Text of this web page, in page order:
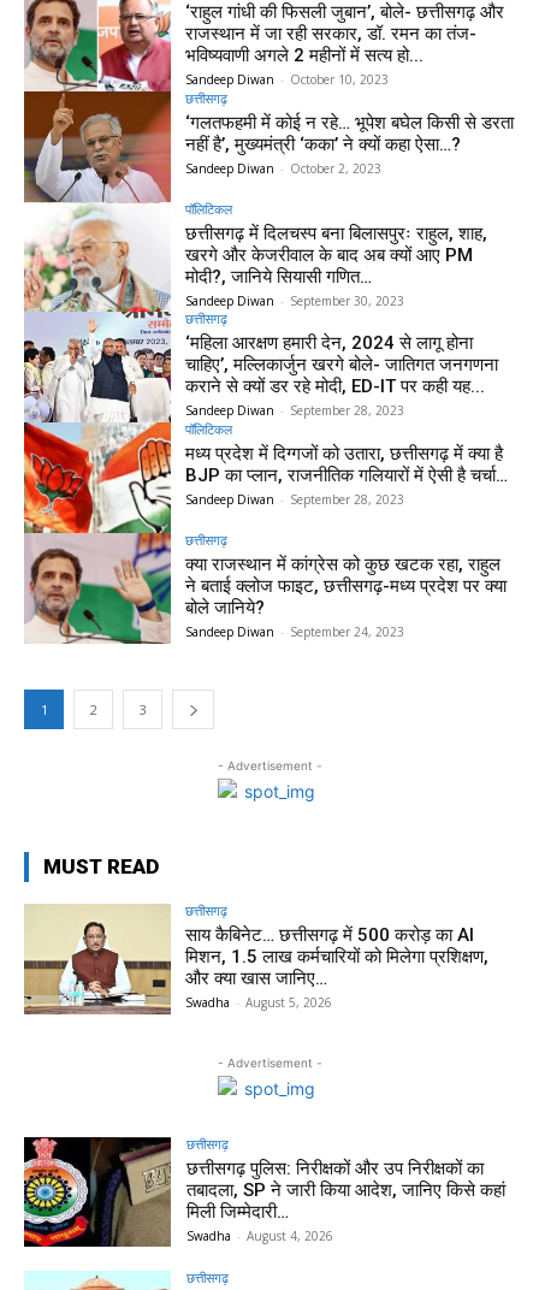
‘राहुल गांधी की फिसली जुबान’, बोले- छत्तीसगढ़ और
राजस्थान में जा रही सरकार, डॉ. रमन का तंज-
भविष्यवाणी अगले 2 महीनों में सत्य हो...
Sandeep Diwan - October 10, 2023
छत्तीसगढ़
‘गलतफहमी में कोई न रहे… भूपेश बघेल किसी से डरता
नहीं है’, मुख्यमंत्री ‘कका’ ने क्यों कहा ऐसा…?
Sandeep Diwan - October 2, 2023
पॉलिटिकल
छत्तीसगढ़ में दिलचस्प बना बिलासपुरः राहुल, शाह,
खरगे और केजरीवाल के बाद अब क्यों आए PM
मोदी?, जानिये सियासी गणित…
Sandeep Diwan - September 30, 2023
छत्तीसगढ़
‘महिला आरक्षण हमारी देन, 2024 से लागू होना
चाहिए’, मल्लिकार्जुन खरगे बोले- जातिगत जनगणना
कराने से क्यों डर रहे मोदी, ED-IT पर कही यह...
Sandeep Diwan - September 28, 2023
पॉलिटिकल
मध्य प्रदेश में दिग्गजों को उतारा, छत्तीसगढ़ में क्या है
BJP का प्लान, राजनीतिक गलियारों में ऐसी है चर्चा…
Sandeep Diwan - September 28, 2023
छत्तीसगढ़
क्या राजस्थान में कांग्रेस को कुछ खटक रहा, राहुल
ने बताई क्लोज फाइट, छत्तीसगढ़-मध्य प्रदेश पर क्या
बोले जानिये?
Sandeep Diwan - September 24, 2023
1 2 3
- Advertisement -
MUST READ
छत्तीसगढ़
साय कैबिनेट… छत्तीसगढ़ में 500 करोड़ का AI
मिशन, 1.5 लाख कर्मचारियों को मिलेगा प्रशिक्षण,
और क्या खास जानिए…
Swadha - August 5, 2026
- Advertisement -
छत्तीसगढ़
छत्तीसगढ़ पुलिस: निरीक्षकों और उप निरीक्षकों का
तबादला, SP ने जारी किया आदेश, जानिए किसे कहां
मिली जिम्मेदारी…
Swadha - August 4, 2026
छत्तीसगढ़